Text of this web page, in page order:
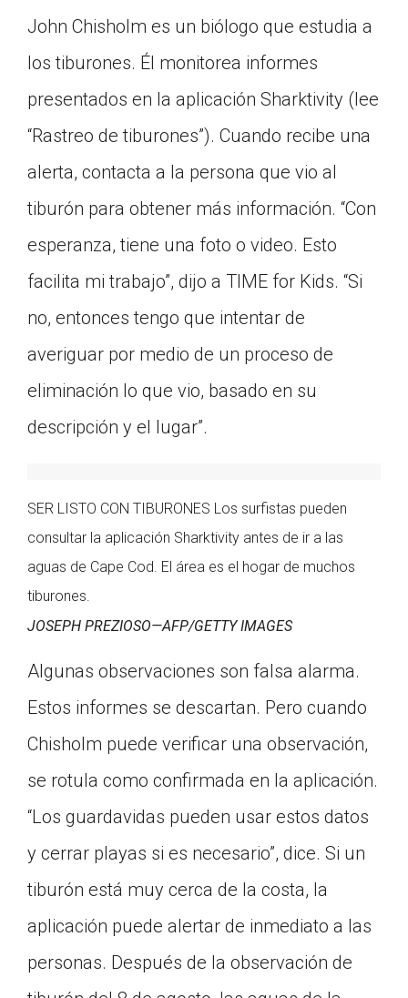
John Chisholm es un biólogo que estudia a
los tiburones. Él monitorea informes
presentados en la aplicación Sharktivity (lee
“Rastreo de tiburones”). Cuando recibe una
alerta, contacta a la persona que vio al
tiburón para obtener más información. “Con
esperanza, tiene una foto o video. Esto
facilita mi trabajo”, dijo a TIME for Kids. “Si
no, entonces tengo que intentar de
averiguar por medio de un proceso de
eliminación lo que vio, basado en su
descripción y el lugar”.
SER LISTO CON TIBURONES Los surfistas pueden
consultar la aplicación Sharktivity antes de ir a las
aguas de Cape Cod. El área es el hogar de muchos
tiburones.
JOSEPH PREZIOSO—AFP/GETTY IMAGES
Algunas observaciones son falsa alarma.
Estos informes se descartan. Pero cuando
Chisholm puede verificar una observación,
se rotula como confirmada en la aplicación.
“Los guardavidas pueden usar estos datos
y cerrar playas si es necesario”, dice. Si un
tiburón está muy cerca de la costa, la
aplicación puede alertar de inmediato a las
personas. Después de la observación de